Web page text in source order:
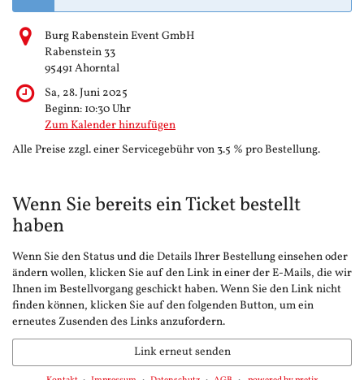
Burg Rabenstein Event GmbH
Rabenstein 33
95491 Ahorntal
Sa, 28. Juni 2025
Beginn: 10:30Uhr
Zum Kalender hinzufügen
Alle Preise zzgl. einer Servicegebühr von 3.5 % pro Bestellung.
Wenn Sie bereits ein Ticket bestellt
haben
Wenn Sie den Status und die Details Ihrer Bestellung einsehen oder
ändern wollen, klicken Sie auf den Link in einer der E-Mails, die wir
Ihnen im Bestellvorgang geschickt haben. Wenn Sie den Link nicht
finden können, klicken Sie auf den folgenden Button, um ein
erneutes Zusenden des Links anzufordern.
Link erneut senden